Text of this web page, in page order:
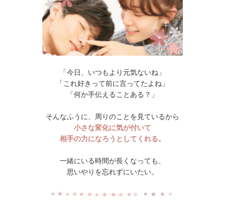
「今日、いつもより元気ないね」
「これ好きって前に言ってたよね」
「何か手伝えることある？」
そんなふうに、周りのことを見ているから
小さな変化に気が付いて
相手の力になろうとしてくれる。
一緒にいる時間が長くなっても、
思いやりを忘れずにいたい。